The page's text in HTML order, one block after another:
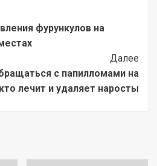
фурункулов на
Далее
с папилломами на
лечит и удаляет наросты